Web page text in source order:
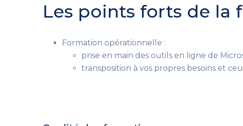
Les points forts de la
Formation opérationnelle :
prise en main des outils en ligne de
transposition à vos propres besoins et